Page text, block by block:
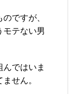
ですが、
モテない男
ではいま
せん。